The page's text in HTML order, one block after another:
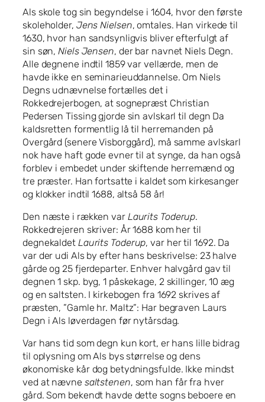
Als skole tog sin begyndelse i 1604, hvor den første
skoleholder, Jens Nielsen, omtales. Han virkede til
1630, hvor han sandsynligvis bliver efterfulgt af
sin søn,Niels Jensen, der bar navnet Niels Degn.
Alle degnene indtil 1859 var vellærde, men de
havde ikke en seminarieuddannelse. Om Niels
Degns udnævnelse fortælles det i
Rokkedrejerbogen, at sognepræst Christian
Pedersen Tissing gjorde sin avlskarl til degn Da
kaldsretten formentlig lå til herremanden på
Overgård (senere Visborggård), må samme avlskarl
nok have haft gode evner til at synge, da han også
forblev i embedet under skiftende herremænd og
tre præster. Han fortsatte i kaldet som kirkesanger
og klokker indtil 1688, altså 58 år!
Den næste i rækken var Laurits Toderup.
Rokkedrejeren skriver: År 1688 kom her til
degnekaldet Laurits Toderup, var her til 1692. Da
var der udi Als by efter hans beskrivelse: 23 halve
gårde og 25 fjerdeparter. Enhver halvgård gav til
degnen 1 skp. byg, 1 påskekage, 2 skillinger, 10 æg
og en saltsten. I kirkebogen fra 1692 skrives af
præsten, ”Gamle hr. Maltz”: Har begraven Laurs
Degn i Als løverdagen før nytårsdag.
Var hans tid som degn kun kort, er hans lille bidrag
til oplysning om Als bys størrelse og dens
økonomiske kår dog betydningsfulde. Ikke mindst
ved at nævne saltstenen, som han får fra hver
gård. Som bekendt havde dette sogns beboere en